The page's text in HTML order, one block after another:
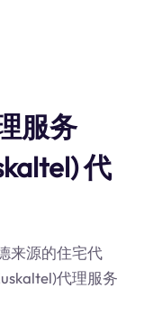
服务
代
来源的住宅代
代理服务